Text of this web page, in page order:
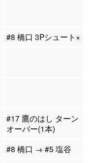
#8 橋口 3Pシュート×
#17 鷹のはし ターン
オーバー(1本)
#8 橋口 → #5 塩谷